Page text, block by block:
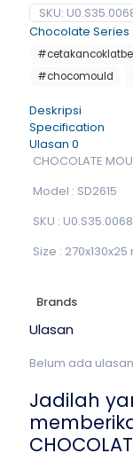
SKU:
Chocolate Series
#chocomould
Deskripsi
Specification
Ulasan 0
CHOCOLATE
Model : SD2615
SKU :
Size : 270x130x25
Brands
Ulasan
Belum ada
Jadilah